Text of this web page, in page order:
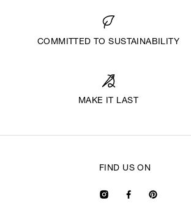
COMMITTED TO SUSTAINABILITY
MAKE IT LAST
FIND US ON